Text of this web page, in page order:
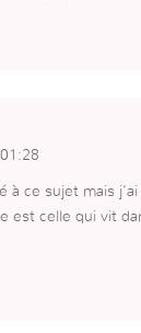
à ce sujet mais
est celle qui vit